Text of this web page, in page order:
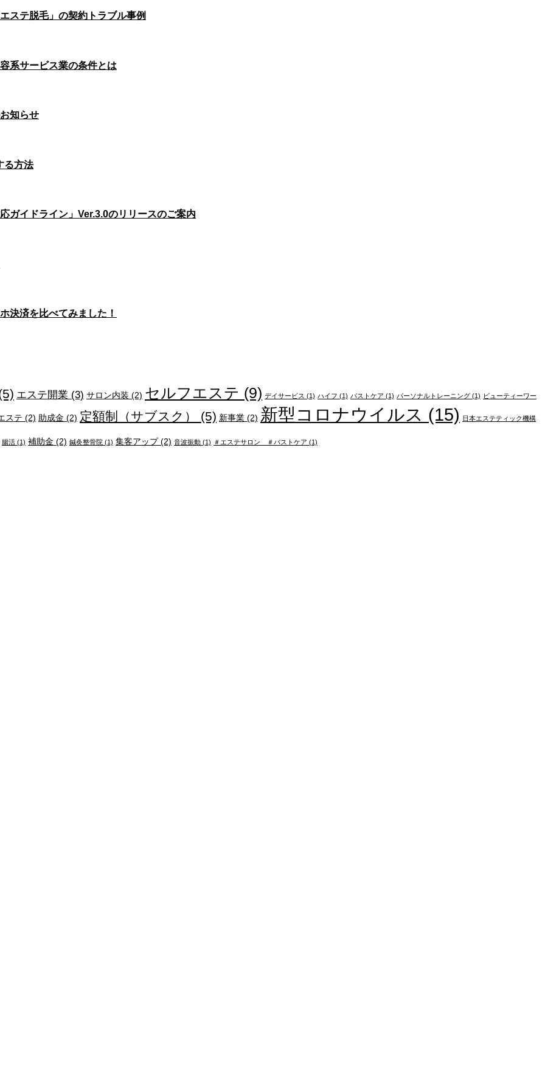
ステ脱毛」の契約トラブル事例
系サービス業の条件とは
知らせ
る方法
ガイドライン」Ver.3.0のリリースのご案内
決済を比べてみました！
エステ開業 (3) サロン内装 (2) セルフエステ (9) デイサービス (1) ハイフ (1) バストケア (1) パーソナルトレーニング (1) ビューティーワー
ステ (2) 助成金 (2) 定額制（サブスク） (5) 新事業 (2) 新型コロナウイルス (15) 日本エステティック機構
腸活 (1) 補助金 (2) 鍼灸整骨院 (1) 集客アップ(2) 音波振動 (1) ＃エステサロン ＃バストケア (1)